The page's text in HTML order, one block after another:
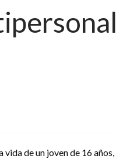
de un joven de 16 años,